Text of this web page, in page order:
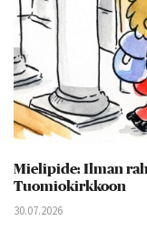
Mielipide: Ilman
Tuomiokirkkoon
30.07.2026